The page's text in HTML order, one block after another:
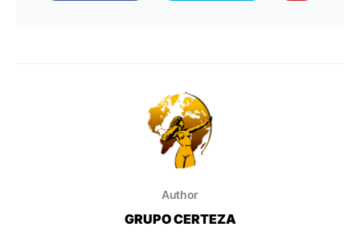
Author
GRUPO CERTEZA